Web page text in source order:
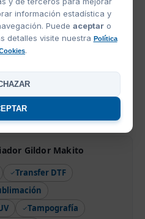
información estadística y
Puede aceptar o
detalles visite nuestra Política
.
Camiseta Sublimacion
Mujer Roly Montecarlo
Desde
Gildor Makito
Transfer DTF
Tampografía